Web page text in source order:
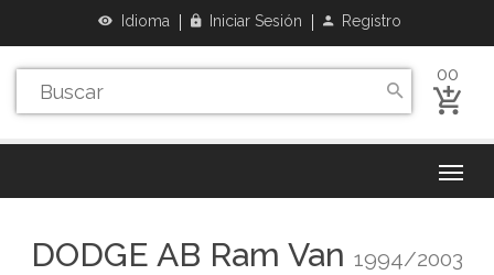
Idioma Iniciar Sesión Registro
00
DODGE AB Ram Van 1994/2003